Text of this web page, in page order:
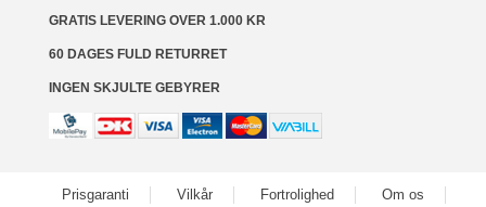
GRATIS LEVERING OVER 1.000 KR
60 DAGES FULD RETURRET
INGEN SKJULTE GEBYRER
Prisgaranti Vilkår Fortrolighed Om os